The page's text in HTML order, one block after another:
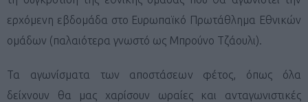
ερχόμενη εβδομάδα στο Ευρωπαϊκό Πρωτάθλημα Εθνικών
ομάδων (παλαιότερα γνωστό ως Μπρούνο Τζάουλι).
Τα αγωνίσματα των αποστάσεων φέτος, όπως όλα
δείχνουν θα μας χαρίσουν ωραίες και ανταγωνιστικές